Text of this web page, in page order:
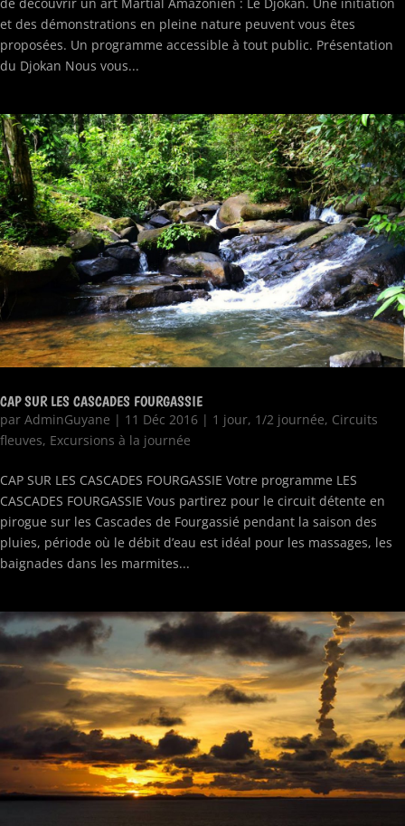
et des démonstrations en pleine nature peuvent vous êtes
proposées. Un programme accessible à tout public. Présentation
du Djokan Nous vous...
CAP SUR LES CASCADES FOURGASSIE
par AdminGuyane | 11 Déc 2016 | 1 jour, 1/2 journée, Circuits
fleuves, Excursions à la journée
CAP SUR LES CASCADES FOURGASSIE Votre programme LES
CASCADES FOURGASSIE Vous partirez pour le circuit détente en
pirogue sur les Cascades de Fourgassié pendant la saison des
pluies, période où le débit d’eau est idéal pour les massages, les
baignades dans les marmites...